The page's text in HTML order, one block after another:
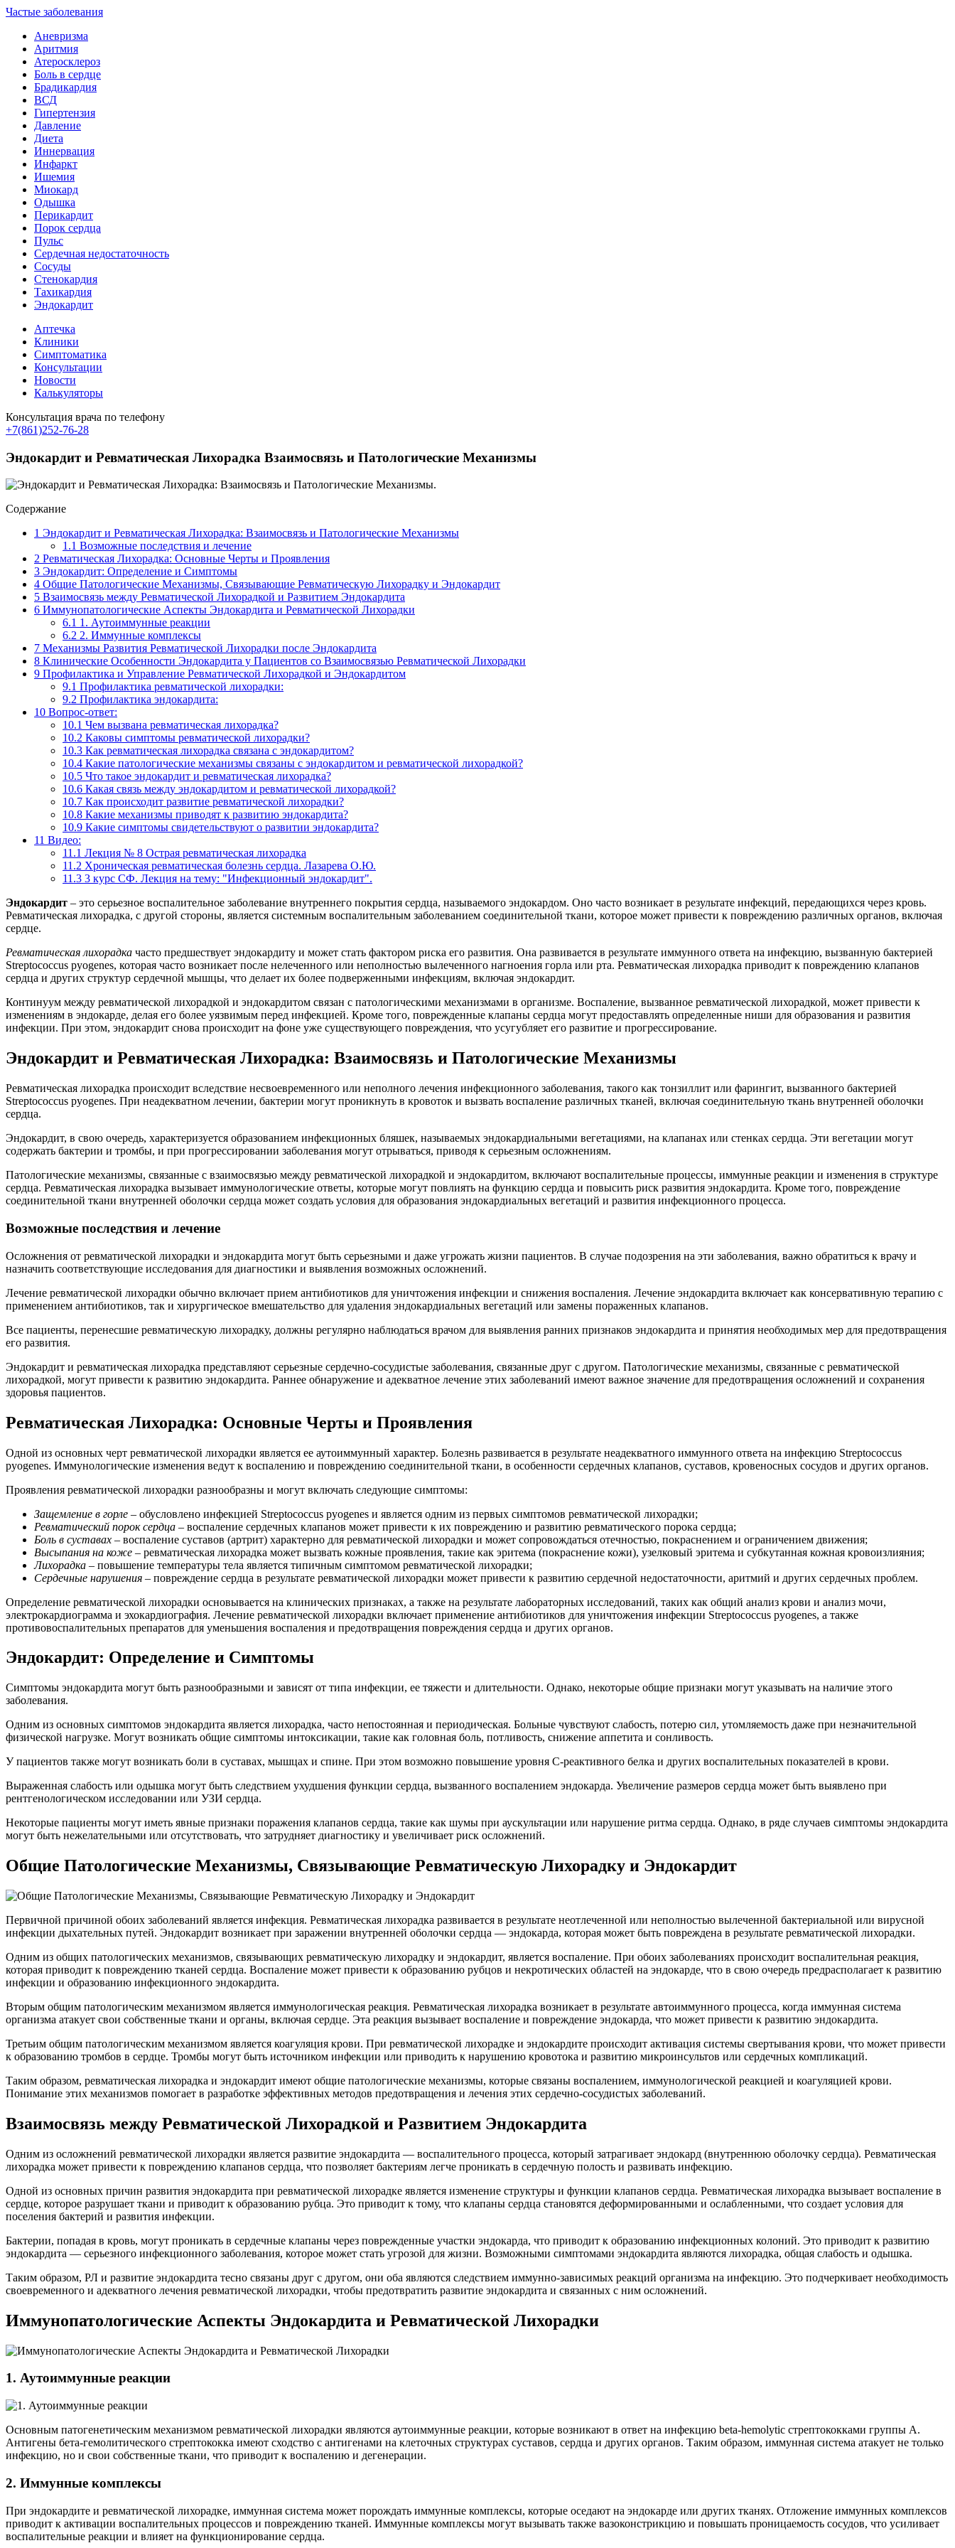
Частые заболевания
Аневризма
Аритмия
Атеросклероз
Боль в сердце
Брадикардия
ВСД
Гипертензия
Давление
Диета
Иннервация
Инфаркт
Ишемия
Миокард
Одышка
Перикардит
Порок сердца
Пульс
Сердечная недостаточность
Сосуды
Стенокардия
Тахикардия
Эндокардит
Аптечка
Клиники
Симптоматика
Консультации
Новости
Калькуляторы
Консультация врача по телефону
+7(861)252-76-28
Эндокардит и Ревматическая Лихорадка Взаимосвязь и Патологические Механизмы
Содержание
1 Эндокардит и Ревматическая Лихорадка: Взаимосвязь и Патологические Механизмы
1.1 Возможные последствия и лечение
2 Ревматическая Лихорадка: Основные Черты и Проявления
3 Эндокардит: Определение и Симптомы
4 Общие Патологические Механизмы, Связывающие Ревматическую Лихорадку и Эндокардит
5 Взаимосвязь между Ревматической Лихорадкой и Развитием Эндокардита
6 Иммунопатологические Аспекты Эндокардита и Ревматической Лихорадки
6.1 1. Аутоиммунные реакции
6.2 2. Иммунные комплексы
7 Механизмы Развития Ревматической Лихорадки после Эндокардита
8 Клинические Особенности Эндокардита у Пациентов со Взаимосвязью Ревматической Лихорадки
9 Профилактика и Управление Ревматической Лихорадкой и Эндокардитом
9.1 Профилактика ревматической лихорадки:
9.2 Профилактика эндокардита:
10 Вопрос-ответ:
10.1 Чем вызвана ревматическая лихорадка?
10.2 Каковы симптомы ревматической лихорадки?
10.3 Как ревматическая лихорадка связана с эндокардитом?
10.4 Какие патологические механизмы связаны с эндокардитом и ревматической лихорадкой?
10.5 Что такое эндокардит и ревматическая лихорадка?
10.6 Какая связь между эндокардитом и ревматической лихорадкой?
10.7 Как происходит развитие ревматической лихорадки?
10.8 Какие механизмы приводят к развитию эндокардита?
10.9 Какие симптомы свидетельствуют о развитии эндокардита?
11 Видео:
11.1 Лекция № 8 Острая ревматическая лихорадка
11.2 Хроническая ревматическая болезнь сердца. Лазарева О.Ю.
11.3 3 курс СФ. Лекция на тему: "Инфекционный эндокардит".
Эндокардит – это серьезное воспалительное заболевание внутреннего покрытия сердца, называемого эндокардом. Оно часто возникает в результате инфекций, передающихся через кровь.
Ревматическая лихорадка, с другой стороны, является системным воспалительным заболеванием соединительной ткани, которое может привести к повреждению различных органов, включая
сердце.
Ревматическая лихорадка часто предшествует эндокардиту и может стать фактором риска его развития. Она развивается в результате иммунного ответа на инфекцию, вызванную бактерией
Streptococcus pyogenes, которая часто возникает после нелеченного или неполностью вылеченного нагноения горла или рта. Ревматическая лихорадка приводит к повреждению клапанов
сердца и других структур сердечной мышцы, что делает их более подверженными инфекциям, включая эндокардит.
Континуум между ревматической лихорадкой и эндокардитом связан с патологическими механизмами в организме. Воспаление, вызванное ревматической лихорадкой, может привести к
изменениям в эндокарде, делая его более уязвимым перед инфекцией. Кроме того, поврежденные клапаны сердца могут предоставлять определенные ниши для образования и развития
инфекции. При этом, эндокардит снова происходит на фоне уже существующего повреждения, что усугубляет его развитие и прогрессирование.
Эндокардит и Ревматическая Лихорадка: Взаимосвязь и Патологические Механизмы
Ревматическая лихорадка происходит вследствие несвоевременного или неполного лечения инфекционного заболевания, такого как тонзиллит или фарингит, вызванного бактерией
Streptococcus pyogenes. При неадекватном лечении, бактерии могут проникнуть в кровоток и вызвать воспаление различных тканей, включая соединительную ткань внутренней оболочки
сердца.
Эндокардит, в свою очередь, характеризуется образованием инфекционных бляшек, называемых эндокардиальными вегетациями, на клапанах или стенках сердца. Эти вегетации могут
содержать бактерии и тромбы, и при прогрессировании заболевания могут отрываться, приводя к серьезным осложнениям.
Патологические механизмы, связанные с взаимосвязью между ревматической лихорадкой и эндокардитом, включают воспалительные процессы, иммунные реакции и изменения в структуре
сердца. Ревматическая лихорадка вызывает иммунологические ответы, которые могут повлиять на функцию сердца и повысить риск развития эндокардита. Кроме того, повреждение
соединительной ткани внутренней оболочки сердца может создать условия для образования эндокардиальных вегетаций и развития инфекционного процесса.
Возможные последствия и лечение
Осложнения от ревматической лихорадки и эндокардита могут быть серьезными и даже угрожать жизни пациентов. В случае подозрения на эти заболевания, важно обратиться к врачу и
назначить соответствующие исследования для диагностики и выявления возможных осложнений.
Лечение ревматической лихорадки обычно включает прием антибиотиков для уничтожения инфекции и снижения воспаления. Лечение эндокардита включает как консервативную терапию с
применением антибиотиков, так и хирургическое вмешательство для удаления эндокардиальных вегетаций или замены пораженных клапанов.
Все пациенты, перенесшие ревматическую лихорадку, должны регулярно наблюдаться врачом для выявления ранних признаков эндокардита и принятия необходимых мер для предотвращения
его развития.
Эндокардит и ревматическая лихорадка представляют серьезные сердечно-сосудистые заболевания, связанные друг с другом. Патологические механизмы, связанные с ревматической
лихорадкой, могут привести к развитию эндокардита. Раннее обнаружение и адекватное лечение этих заболеваний имеют важное значение для предотвращения осложнений и сохранения
здоровья пациентов.
Ревматическая Лихорадка: Основные Черты и Проявления
Одной из основных черт ревматической лихорадки является ее аутоиммунный характер. Болезнь развивается в результате неадекватного иммунного ответа на инфекцию Streptococcus
pyogenes. Иммунологические изменения ведут к воспалению и повреждению соединительной ткани, в особенности сердечных клапанов, суставов, кровеносных сосудов и других органов.
Проявления ревматической лихорадки разнообразны и могут включать следующие симптомы:
Защемление в горле – обусловлено инфекцией Streptococcus pyogenes и является одним из первых симптомов ревматической лихорадки;
Ревматический порок сердца – воспаление сердечных клапанов может привести к их повреждению и развитию ревматического порока сердца;
Боль в суставах – воспаление суставов (артрит) характерно для ревматической лихорадки и может сопровождаться отечностью, покраснением и ограничением движения;
Высыпания на коже – ревматическая лихорадка может вызвать кожные проявления, такие как эритема (покраснение кожи), узелковый эритема и субкутанная кожная кровоизлияния;
Лихорадка – повышение температуры тела является типичным симптомом ревматической лихорадки;
Сердечные нарушения – повреждение сердца в результате ревматической лихорадки может привести к развитию сердечной недостаточности, аритмий и других сердечных проблем.
Определение ревматической лихорадки основывается на клинических признаках, а также на результате лабораторных исследований, таких как общий анализ крови и анализ мочи,
электрокардиограмма и эхокардиография. Лечение ревматической лихорадки включает применение антибиотиков для уничтожения инфекции Streptococcus pyogenes, а также
противовоспалительных препаратов для уменьшения воспаления и предотвращения повреждения сердца и других органов.
Эндокардит: Определение и Симптомы
Симптомы эндокардита могут быть разнообразными и зависят от типа инфекции, ее тяжести и длительности. Однако, некоторые общие признаки могут указывать на наличие этого
заболевания.
Одним из основных симптомов эндокардита является лихорадка, часто непостоянная и периодическая. Больные чувствуют слабость, потерю сил, утомляемость даже при незначительной
физической нагрузке. Могут возникать общие симптомы интоксикации, такие как головная боль, потливость, снижение аппетита и сонливость.
У пациентов также могут возникать боли в суставах, мышцах и спине. При этом возможно повышение уровня С-реактивного белка и других воспалительных показателей в крови.
Выраженная слабость или одышка могут быть следствием ухудшения функции сердца, вызванного воспалением эндокарда. Увеличение размеров сердца может быть выявлено при
рентгенологическом исследовании или УЗИ сердца.
Некоторые пациенты могут иметь явные признаки поражения клапанов сердца, такие как шумы при аускультации или нарушение ритма сердца. Однако, в ряде случаев симптомы эндокардита
могут быть нежелательными или отсутствовать, что затрудняет диагностику и увеличивает риск осложнений.
Общие Патологические Механизмы, Связывающие Ревматическую Лихорадку и Эндокардит
Первичной причиной обоих заболеваний является инфекция. Ревматическая лихорадка развивается в результате неотлеченной или неполностью вылеченной бактериальной или вирусной
инфекции дыхательных путей. Эндокардит возникает при заражении внутренней оболочки сердца — эндокарда, которая может быть повреждена в результате ревматической лихорадки.
Одним из общих патологических механизмов, связывающих ревматическую лихорадку и эндокардит, является воспаление. При обоих заболеваниях происходит воспалительная реакция,
которая приводит к повреждению тканей сердца. Воспаление может привести к образованию рубцов и некротических областей на эндокарде, что в свою очередь предрасполагает к развитию
инфекции и образованию инфекционного эндокардита.
Вторым общим патологическим механизмом является иммунологическая реакция. Ревматическая лихорадка возникает в результате автоиммунного процесса, когда иммунная система
организма атакует свои собственные ткани и органы, включая сердце. Эта реакция вызывает воспаление и повреждение эндокарда, что может привести к развитию эндокардита.
Третьим общим патологическим механизмом является коагуляция крови. При ревматической лихорадке и эндокардите происходит активация системы свертывания крови, что может привести
к образованию тромбов в сердце. Тромбы могут быть источником инфекции или приводить к нарушению кровотока и развитию микроинсультов или сердечных компликаций.
Таким образом, ревматическая лихорадка и эндокардит имеют общие патологические механизмы, которые связаны воспалением, иммунологической реакцией и коагуляцией крови.
Понимание этих механизмов помогает в разработке эффективных методов предотвращения и лечения этих сердечно-сосудистых заболеваний.
Взаимосвязь между Ревматической Лихорадкой и Развитием Эндокардита
Одним из осложнений ревматической лихорадки является развитие эндокардита — воспалительного процесса, который затрагивает эндокард (внутреннюю оболочку сердца). Ревматическая
лихорадка может привести к повреждению клапанов сердца, что позволяет бактериям легче проникать в сердечную полость и развивать инфекцию.
Одной из основных причин развития эндокардита при ревматической лихорадке является изменение структуры и функции клапанов сердца. Ревматическая лихорадка вызывает воспаление в
сердце, которое разрушает ткани и приводит к образованию рубца. Это приводит к тому, что клапаны сердца становятся деформированными и ослабленными, что создает условия для
поселения бактерий и развития инфекции.
Бактерии, попадая в кровь, могут проникать в сердечные клапаны через поврежденные участки эндокарда, что приводит к образованию инфекционных колоний. Это приводит к развитию
эндокардита — серьезного инфекционного заболевания, которое может стать угрозой для жизни. Возможными симптомами эндокардита являются лихорадка, общая слабость и одышка.
Таким образом, РЛ и развитие эндокардита тесно связаны друг с другом, они оба являются следствием иммунно-зависимых реакций организма на инфекцию. Это подчеркивает необходимость
своевременного и адекватного лечения ревматической лихорадки, чтобы предотвратить развитие эндокардита и связанных с ним осложнений.
Иммунопатологические Аспекты Эндокардита и Ревматической Лихорадки
1. Аутоиммунные реакции
Основным патогенетическим механизмом ревматической лихорадки являются аутоиммунные реакции, которые возникают в ответ на инфекцию beta-hemolytic стрептококками группы A.
Антигены бета-гемолитического стрептококка имеют сходство с антигенами на клеточных структурах суставов, сердца и других органов. Таким образом, иммунная система атакует не только
инфекцию, но и свои собственные ткани, что приводит к воспалению и дегенерации.
2. Иммунные комплексы
При эндокардите и ревматической лихорадке, иммунная система может порождать иммунные комплексы, которые оседают на эндокарде или других тканях. Отложение иммунных комплексов
приводит к активации воспалительных процессов и повреждению тканей. Иммунные комплексы могут вызывать также вазоконстрикцию и повышать проницаемость сосудов, что усиливает
воспалительные реакции и влияет на функционирование сердца.